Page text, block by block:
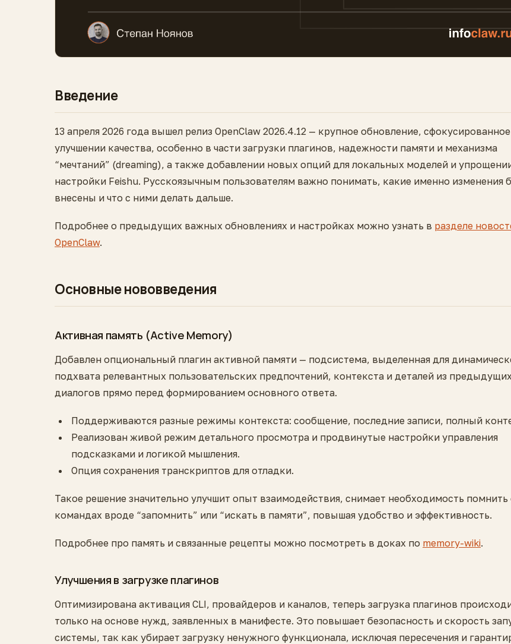
Введение
13 апреля 2026 года вышел релиз OpenClaw 2026.4.12 — крупное обновление,
улучшении качества, особенно в части загрузки плагинов, надежности памяти и механизма
“мечтаний” (dreaming), а также добавлении новых опций для локальных моделей и
настройки Feishu. Русскоязычным пользователям важно понимать, какие именно изменения
внесены и что с ними делать дальше.
Подробнее о предыдущих важных обновлениях и настройках можно узнать в разделе
OpenClaw.
Основные нововведения
Активная память (Active Memory)
Добавлен опциональный плагин активной памяти — подсистема, выделенная для
подхвата релевантных пользовательских предпочтений, контекста и деталей из предыдущих
диалогов прямо перед формированием основного ответа.
Поддерживаются разные режимы контекста: сообщение, последние записи, полный
Реализован живой режим детального просмотра и продвинутые настройки управления
подсказками и логикой мышления.
Опция сохранения транскриптов для отладки.
Такое решение значительно улучшит опыт взаимодействия, снимает необходимость помнить
командах вроде “запомнить” или “искать в памяти”, повышая удобство и эффективность.
Подробнее про память и связанные рецепты можно посмотреть в доках по memory-wiki.
Улучшения в загрузке плагинов
Оптимизирована активация CLI, провайдеров и каналов, теперь загрузка плагинов
только на основе нужд, заявленных в манифесте. Это повышает безопасность и скорость
системы, так как убирает загрузку ненужного функционала, исключая пересечения и